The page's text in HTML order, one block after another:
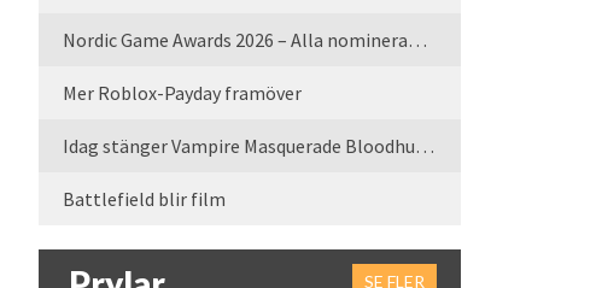
Nordic Game Awards 2026 – Alla nominerade spel
Mer Roblox-Payday framöver
Idag stänger Vampire Masquerade Bloodhunt servrarna
Battlefield blir film
SE FLER